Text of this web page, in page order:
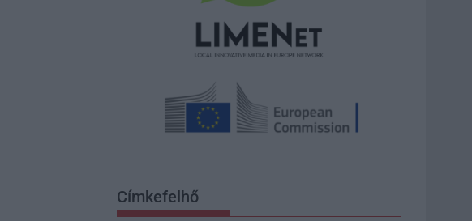
Címkefelhő